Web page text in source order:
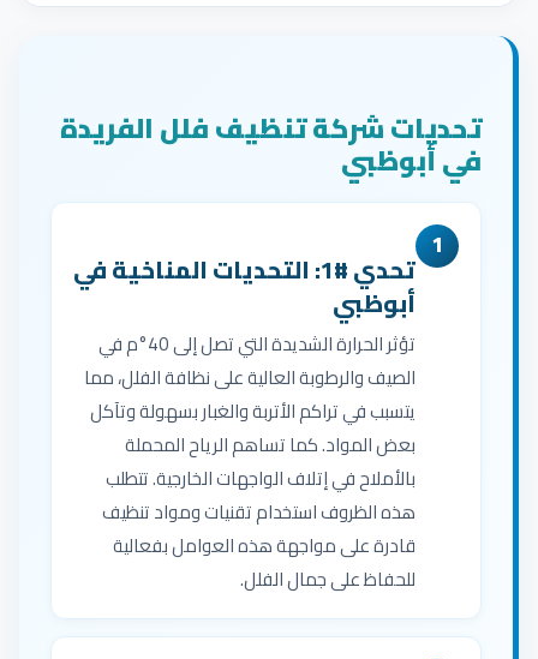
تحديات شركة تنظيف فلل الفريدة
في أبوظبي
1
تحدي #1: التحديات المناخية في
أبوظبي
تؤثر الحرارة الشديدة التي تصل إلى 40°م في
الصيف والرطوبة العالية على نظافة الفلل، مما
يتسبب في تراكم الأتربة والغبار بسهولة وتآكل
بعض المواد. كما تساهم الرياح المحملة
بالأملاح في إتلاف الواجهات الخارجية. تتطلب
هذه الظروف استخدام تقنيات ومواد تنظيف
قادرة على مواجهة هذه العوامل بفعالية
للحفاظ على جمال الفلل.